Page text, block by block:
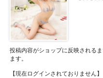
投稿内容がショップに反映される
ます。
【現在ログインされておりません】